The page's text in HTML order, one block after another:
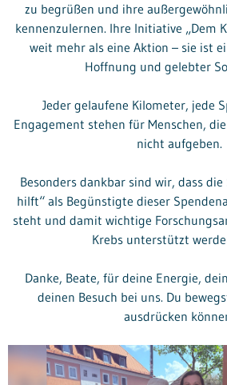
zu begrüßen und ihre
kennenzulernen. Ihre Initiative „Dem
weit mehr als eine Aktion – sie ist
Hoffnung und gelebter
Jeder gelaufene Kilometer, jede
Engagement stehen für Menschen,
nicht aufgeben.
Besonders dankbar sind wir, dass
hilft“ als Begünstigte dieser
steht und damit wichtige
Krebs unterstützt
Danke, Beate, für deine Energie,
deinen Besuch bei uns. Du
ausdrücken